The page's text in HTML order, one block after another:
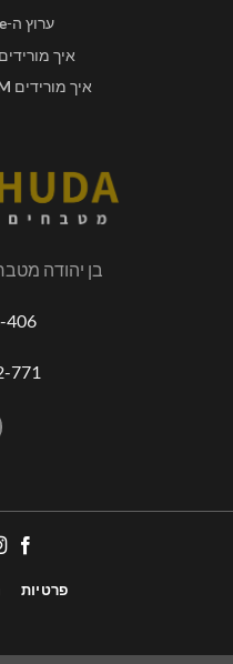
ערוץ ה-
איך מורידים
איך מורידים
בן יהודה
406
771
פרטיות